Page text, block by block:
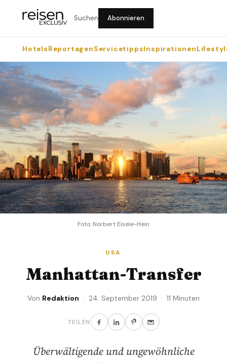
Suchen Abonnieren
HotelsReportagenServicetippsInspirationen
Foto: Norbert Eisele-Hein
USA
Manhattan-Transfer
Von Redaktion · 24. September 2019 · 11 Minuten
TEILEN
Überwältigende und ungewöhnliche